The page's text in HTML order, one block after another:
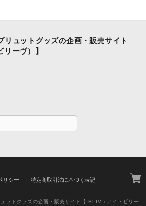
リュットグッズの企画・販売サイト
リーヴ）】
リシー 特定商取引法に基づく表記
ットグッズの企画・販売サイト【IBLIV（アイ・ビリー